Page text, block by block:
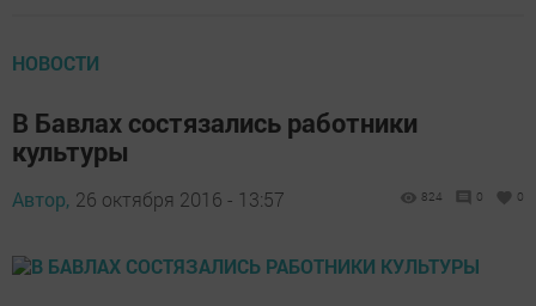
НОВОСТИ
В Бавлах состязались работники
культуры
Автор, 26 октября 2016 - 13:57 824 0 0